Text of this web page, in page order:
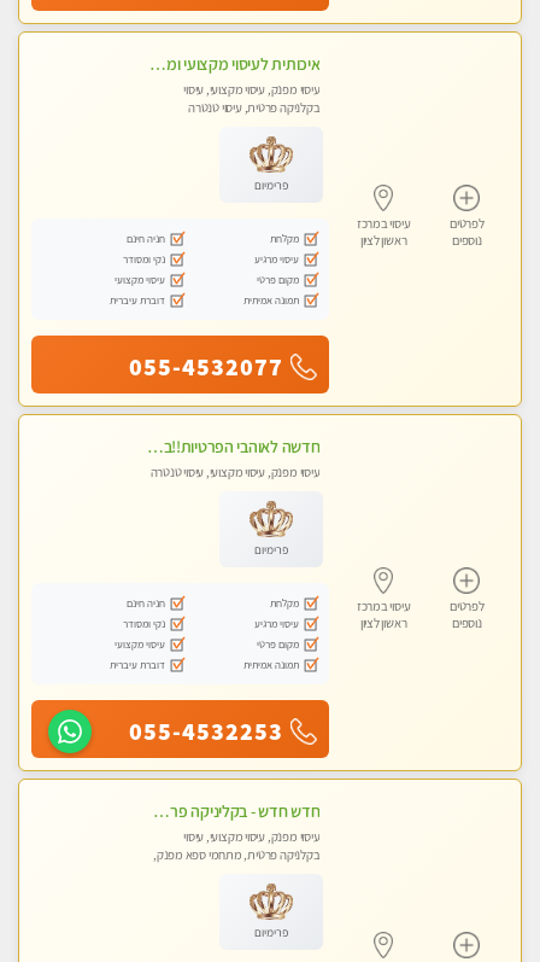
לפרטים
נוספים
עיסוי במרכז
ראשון לציון
איכותית לעיסוי מקצועי ומפנק בראשון לציון
עיסוי מפנק, עיסוי מקצועי, עיסוי
בקלניקה פרטית, עיסוי טנטרה
פרימיום
מקלחת
חניה חינם
עיסוי מרגיע
נקי ומסודר
מקום פרטי
עיסוי מקצועי
תמונה אמיתית
דוברת עיברית
055-4532077
לפרטים
נוספים
עיסוי במרכז
ראשון לציון
חדשה לאוהבי הפרטיות!!בראשון לציון! מעסה vip מפנקת בקליניקה פרטית לחלוטין!!! לבד! לרציניים בלבד! מומלץ!
עיסוי מפנק, עיסוי מקצועי, עיסוי טנטרה
פרימיום
מקלחת
חניה חינם
עיסוי מרגיע
נקי ומסודר
מקום פרטי
עיסוי מקצועי
תמונה אמיתית
דוברת עיברית
055-4532253
חדש חדש - בקליניקה פרטית בבת ים עיסוי לחידוש אנרגיות עיסוי מקצועי מומלץ מאוד ללא מין !!
עיסוי מפנק, עיסוי מקצועי, עיסוי
בקלניקה פרטית, מתחמי ספא מפנק,
פרימיום